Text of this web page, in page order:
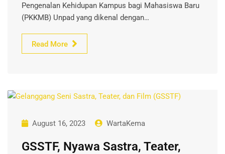
Pengenalan Kehidupan Kampus bagi Mahasiswa Baru
(PKKMB) Unpad yang dikenal dengan…
Read More
August 16, 2023 WartaKema
GSSTF, Nyawa Sastra, Teater,